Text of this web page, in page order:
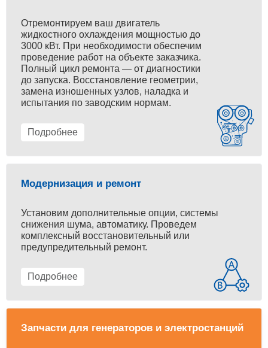
Отремонтируем ваш двигатель
жидкостного охлаждения мощностью до
3000 кВт. При необходимости обеспечим
проведение работ на объекте заказчика.
Полный цикл ремонта — от диагностики
до запуска. Восстановление геометрии,
замена изношенных узлов, наладка и
испытания по заводским нормам.
Подробнее
Модернизация и ремонт
Установим дополнительные опции, системы
снижения шума, автоматику. Проведем
комплексный восстановительный или
предупредительный ремонт.
Подробнее
Запчасти для генераторов и электростанций